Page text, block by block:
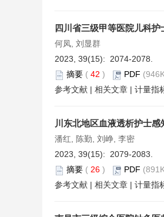
四川省三级甲等医院儿科
何凤, 刘显群
2023, 39(15): 2074-2078.
摘要 ( 42 ) PDF
参考文献 | 相关文章 | 计量指
川东北地区血液透析护士
潘红, 陈勤, 刘峥, 李密
2023, 39(15): 2079-2083.
摘要 ( 26 ) PDF
参考文献 | 相关文章 | 计量指